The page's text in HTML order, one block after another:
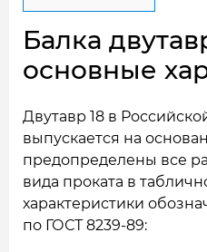
Балка
основные
Двутавр 18 в
выпускается на
предопределены все
вида проката в
характеристики
по ГОСТ 8239-89: